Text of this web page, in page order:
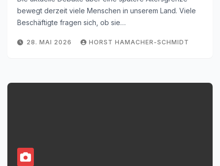
bewegt derzeit viele Menschen in unserem Land. Viele
Beschäftigte fragen sich, ob sie…
28. MAI 2026 HORST HAMACHER-SCHMIDT